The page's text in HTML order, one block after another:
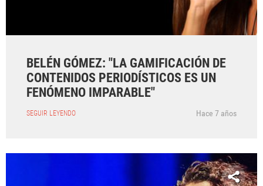
BELÉN GÓMEZ: "LA GAMIFICACIÓN DE
CONTENIDOS PERIODÍSTICOS ES UN
FENÓMENO IMPARABLE"
SEGUIR LEYENDO Hace 7 años